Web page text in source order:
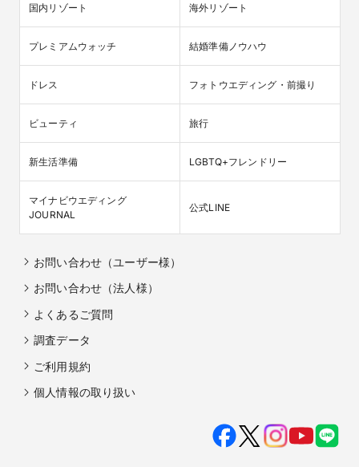
国内リゾート 海外リゾート
プレミアムウォッチ 結婚準備ノウハウ
ドレス フォトウエディング・前撮り
ビューティ 旅行
新生活準備 LGBTQ+フレンドリー
マイナビウエディング
JOURNAL
公式LINE
お問い合わせ（ユーザー様）
お問い合わせ（法人様）
よくあるご質問
調査データ
ご利用規約
個人情報の取り扱い